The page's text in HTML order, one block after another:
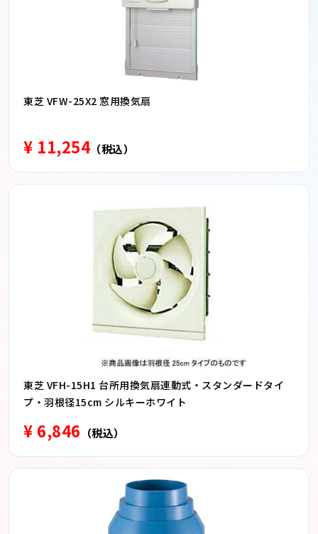
東芝 VFW-25X2 窓用換気扇
¥ 11,254 （税込）
東芝 VFH-15H1 台所用換気扇連動式・スタンダードタイ
プ・羽根径15cm シルキーホワイト
¥ 6,846 （税込）